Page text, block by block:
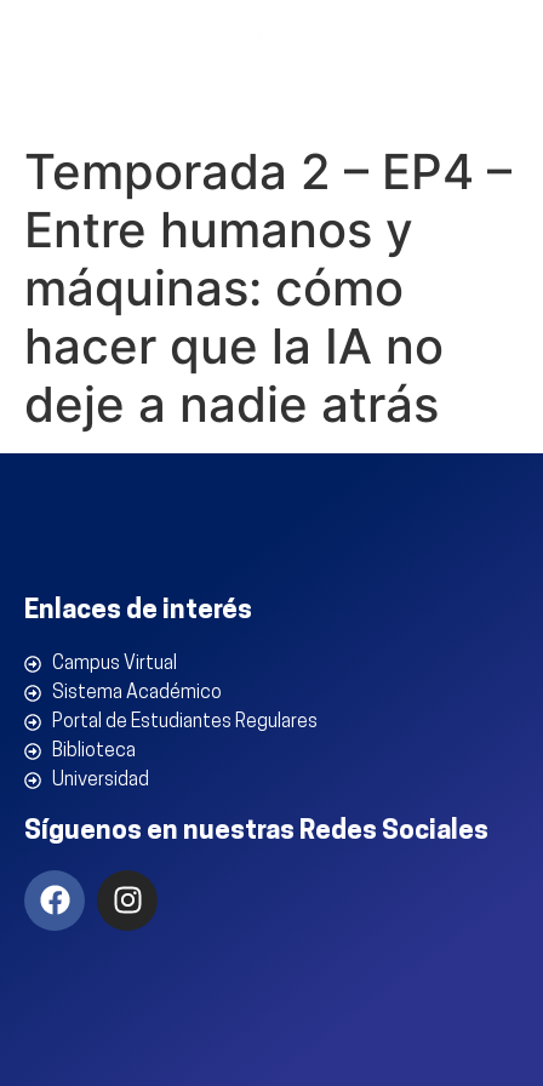
Temporada 2 – EP4 –
Entre humanos y
máquinas: cómo
hacer que la IA no
deje a nadie atrás
Enlaces de interés
Campus Virtual
Sistema Académico
Portal de Estudiantes Regulares
Biblioteca
Universidad
Síguenos en nuestras Redes Sociales